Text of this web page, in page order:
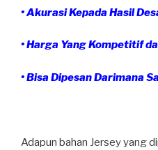
• Akurasi Kepada Hasil
• Harga Yang Kompetitif
• Bisa Dipesan Darimana
Adapun bahan Jersey yang